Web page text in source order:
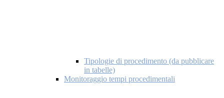
Tipologie di procedimento (da pubblicare
in tabelle)
Monitoraggio tempi procedimentali